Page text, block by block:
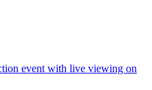
event with live viewing on